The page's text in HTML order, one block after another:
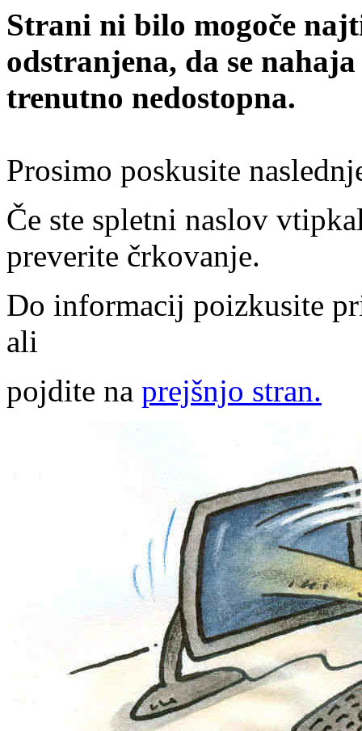
Strani ni bilo mogoče
odstranjena, da se
trenutno nedostopna.
Prosimo poskusite
Če ste spletni naslov
preverite črkovanje.
Do informacij poizkusite
ali
pojdite na prejšnjo stran.